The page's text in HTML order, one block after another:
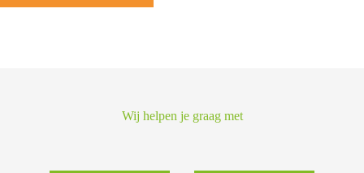
Wij helpen je graag met